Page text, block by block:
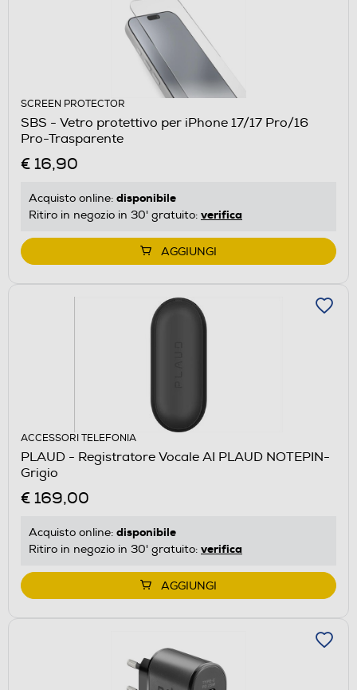
SCREEN PROTECTOR
SBS - Vetro protettivo per iPhone 17/17 Pro/16
Pro-Trasparente
€ 16,90
Acquisto online: disponibile
Ritiro in negozio in 30' gratuito: verifica
AGGIUNGI
ACCESSORI TELEFONIA
PLAUD - Registratore Vocale AI PLAUD NOTEPIN-
Grigio
€ 169,00
Acquisto online: disponibile
Ritiro in negozio in 30' gratuito: verifica
AGGIUNGI